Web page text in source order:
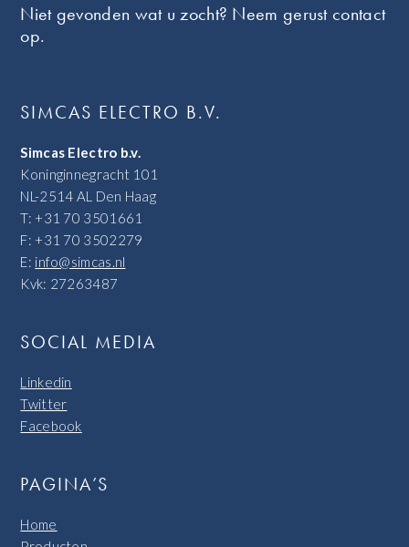
Niet gevonden wat u zocht? Neem gerust contact
op.
SIMCAS ELECTRO B.V.
Simcas Electro b.v.
Koninginnegracht 101
NL-2514 AL Den Haag
T: +31 70 3501661
F: +31 70 3502279
E: info@simcas.nl
Kvk: 27263487
SOCIAL MEDIA
Linkedin
Twitter
Facebook
PAGINA’S
Home